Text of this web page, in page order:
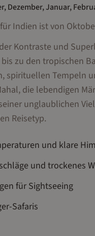
Dezember, Januar,
Indien ist von
Kontraste und
zu den tropischen
spirituellen Tempeln
die lebendigen
unglaublichen
Reisetyp.
und klare
und trockenes
für Sightseeing
Safaris